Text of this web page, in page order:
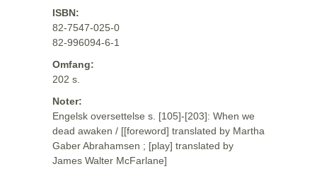
ISBN:
82-7547-025-0
82-996094-6-1
Omfang:
202 s.
Noter:
Engelsk oversettelse s. [105]-[203]: When we
dead awaken / [[foreword] translated by Martha
Gaber Abrahamsen ; [play] translated by
James Walter McFarlane]